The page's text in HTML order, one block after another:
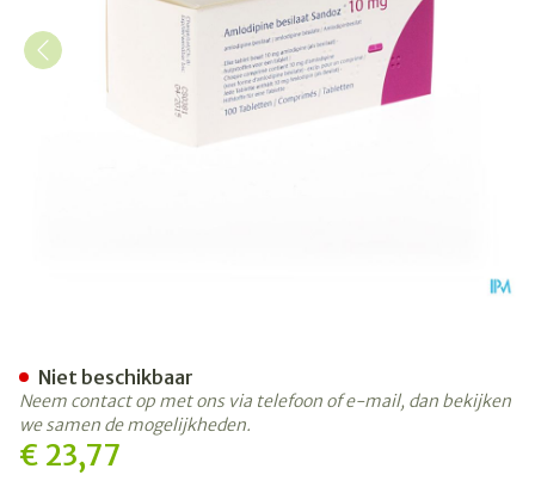
€ 23,77
Niet beschikbaar
Neem contact op met ons via telefoon of e-mail, dan bekijken
we samen de mogelijkheden.